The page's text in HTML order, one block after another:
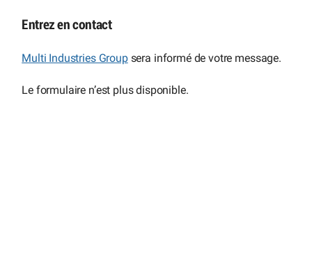
Entrez en contact
Multi Industries Groupsera informé de votre message.
Le formulaire n’est plus disponible.